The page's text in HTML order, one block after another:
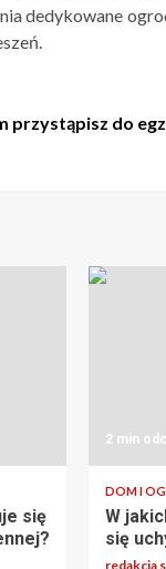
dedykowane
przystąpisz do
się
2 min
DOM I
W
się
redakcja